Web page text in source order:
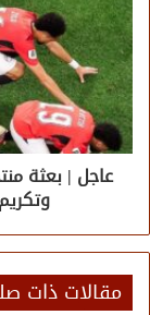
عاجل | بعثة
مقالات ذات